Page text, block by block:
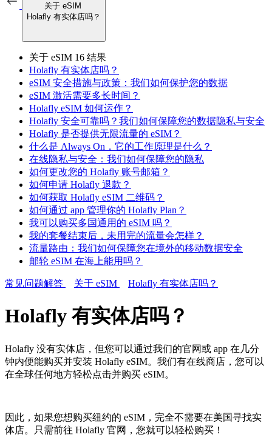
关于 eSIM
Holafly 有实体店吗？
关于 eSIM 16 结果
Holafly 有实体店吗？
eSIM 安全措施与政策：我们如何保护您的数据
eSIM 激活需要多长时间？
Holafly eSIM 如何运作？
Holafly 安全可靠吗？我们如何保障您的数据隐私与安全
Holafly 是否提供无限流量的 eSIM？
什么是 Always On，它的工作原理是什么？
在线隐私与安全：我们如何保障您的隐私
如何更改您的 Holafly 账号邮箱？
如何申请 Holafly 退款？
如何获取 Holafly eSIM 二维码？
如何通过 app 管理你的 Holafly Plan？
我可以购买多国通用的 eSIM 吗？
我的套餐结束后，未用完的流量会怎样？
流量路由：我们如何保障您在境外的移动数据安全
邮轮 eSIM 在海上能用吗？
常见问题解答 关于 eSIM Holafly 有实体店吗？
Holafly 有实体店吗？
Holafly 没有实体店，但您可以通过我们的官网或 app 在几分
钟内便能购买并安装 Holafly eSIM。我们有在线商店，您可以
在全球任何地方轻松点击并购买 eSIM。
因此，如果您想购买纽约的 eSIM，完全不需要在美国寻找实
体店。只需前往 Holafly 官网，您就可以轻松购买！